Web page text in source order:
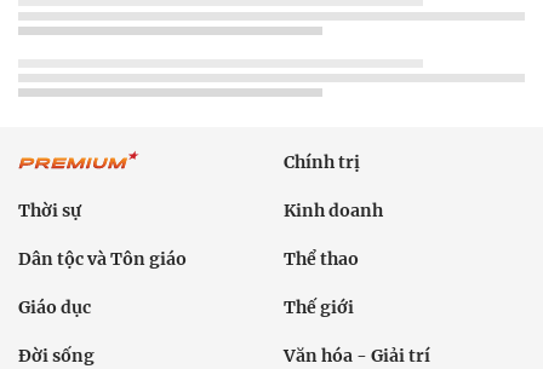
Chính trị
Thời sự Kinh doanh
Dân tộc và Tôn giáo Thể thao
Giáo dục Thế giới
Đời sống Văn hóa - Giải trí